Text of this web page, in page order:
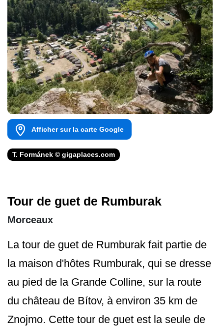
Afficher sur la carte Google
T. Formánek © gigaplaces.com
Tour de guet de Rumburak
Morceaux
La tour de guet de Rumburak fait partie de
la maison d'hôtes Rumburak, qui se dresse
au pied de la Grande Colline, sur la route
du château de Bítov, à environ 35 km de
Znojmo. Cette tour de guet est la seule de